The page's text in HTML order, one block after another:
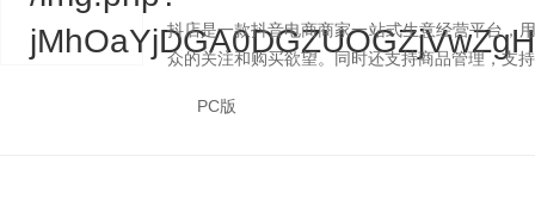
抖店是一款抖音电商商家一站式生意经营平台，
众的关注和购买欲望。同时还支持商品管理，支
PC版